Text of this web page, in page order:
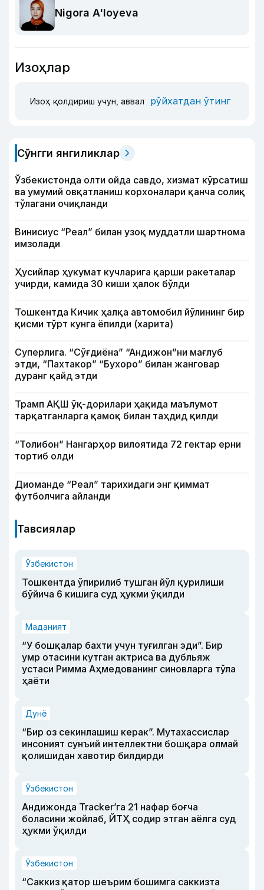
Nigora A'loyeva
Изоҳлар
Изоҳ қолдириш учун, аввал рўйхатдан ўтинг
Сўнгги янгиликлар
Ўзбекистонда олти ойда савдо, хизмат кўрсатиш
ва умумий овқатланиш корхоналари қанча солиқ
тўлагани очиқланди
Винисиус “Реал” билан узоқ муддатли шартнома
имзолади
Ҳусийлар ҳукумат кучларига қарши ракеталар
учирди, камида 30 киши ҳалок бўлди
Тошкентда Кичик ҳалқа автомобил йўлининг бир
қисми тўрт кунга ёпилди (харита)
Суперлига. “Сўғдиёна” “Андижон”ни мағлуб
этди, “Пахтакор” “Бухоро” билан жанговар
дуранг қайд этди
Трамп АҚШ ўқ-дорилари ҳақида маълумот
тарқатганларга қамоқ билан таҳдид қилди
“Толибон” Нангарҳор вилоятида 72 гектар ерни
тортиб олди
Диоманде “Реал” тарихидаги энг қиммат
футболчига айланди
Тавсиялар
Ўзбекистон
Тошкентда ўпирилиб тушган йўл қурилиши
бўйича 6 кишига суд ҳукми ўқилди
Маданият
“У бошқалар бахти учун туғилган эди”. Бир
умр отасини кутган актриса ва дубльяж
устаси Римма Аҳмедованинг синовларга тўла
ҳаёти
Дунё
“Бир оз секинлашиш керак”. Мутахассислар
инсоният сунъий интеллектни бошқара олмай
қолишидан хавотир билдирди
Ўзбекистон
Андижонда Tracker’га 21 нафар боғча
боласини жойлаб, ЙТҲ содир этган аёлга суд
ҳукми ўқилди
Ўзбекистон
“Саккиз қатор шеърим бошимга саккизта